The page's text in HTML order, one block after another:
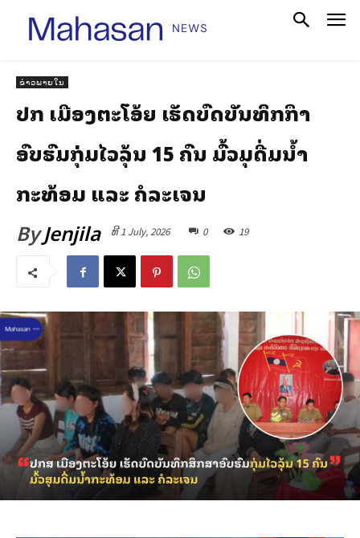
ຂ່າວພາຍໃນ
ປກສ ເມືອງຕະໂອ້ຍ ເຮັດບົດບັນທຶກສຶກສາ
ອົບຮົມກຸ່ມໄວລຸ້ນ 15 ຄົນ ມົ້ວສຸມດື່ມນ້ຳ
ກະທ້ອມ ແລະ ຄໍລະເຈນ
ByJenjila ທີ 1 July, 2026 0 19